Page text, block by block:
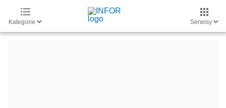
Kategorie Serwisy